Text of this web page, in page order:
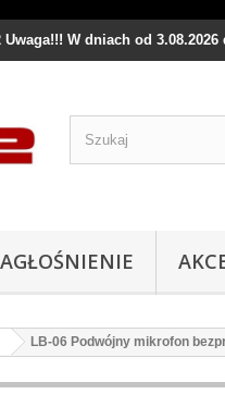
Uwaga!!! W dniach od
LB-06 Podwójny mikrofon